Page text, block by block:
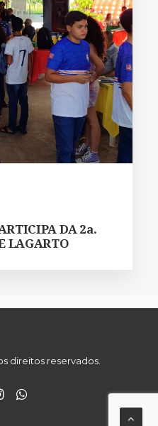
DA 2a.
LAGARTO
direitos reservados.